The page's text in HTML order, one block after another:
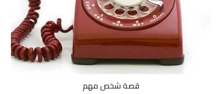
قصة شخص مهم